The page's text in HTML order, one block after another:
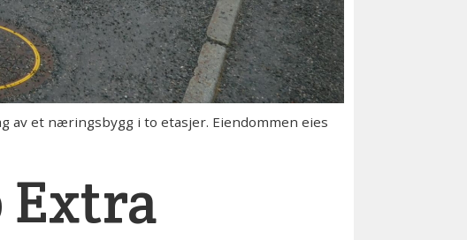
av et næringsbygg i to etasjer. Eiendommen eies
Extra